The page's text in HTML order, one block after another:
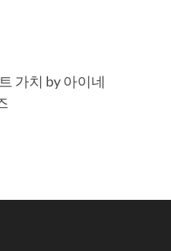
가치 by 아이네